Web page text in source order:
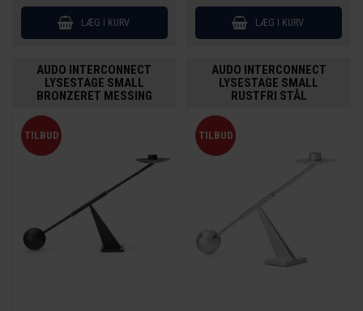
AUDO INTERCONNECT
LYSESTAGE SMALL
BRONZERET MESSING
AUDO INTERCONNECT
LYSESTAGE SMALL
RUSTFRI STÅL